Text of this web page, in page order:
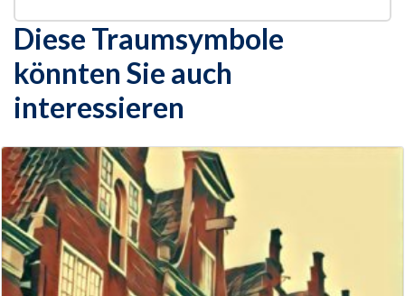
Diese Traumsymbole
könnten Sie auch
interessieren